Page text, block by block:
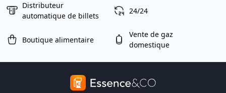
Distributeur
automatique de billets
24/24
Boutique alimentaire
Vente de gaz
domestique